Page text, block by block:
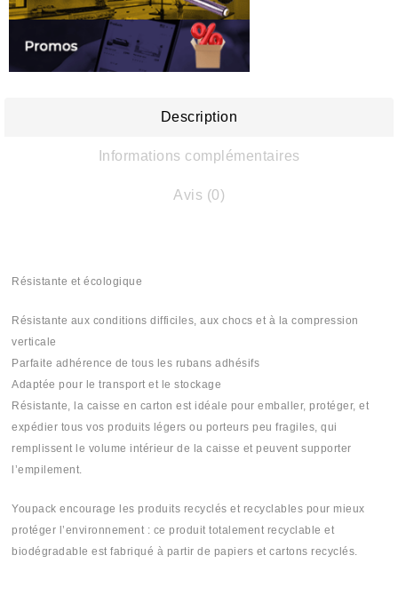
Description
Informations complémentaires
Avis (0)
Résistante et écologique
Résistante aux conditions difficiles, aux chocs et à la compression
verticale
Parfaite adhérence de tous les rubans adhésifs
Adaptée pour le transport et le stockage
Résistante, la caisse en carton est idéale pour emballer, protéger, et
expédier tous vos produits légers ou porteurs peu fragiles, qui
remplissent le volume intérieur de la caisse et peuvent supporter
l’empilement.
Youpack encourage les produits recyclés et recyclables pour mieux
protéger l’environnement : ce produit totalement recyclable et
biodégradable est fabriqué à partir de papiers et cartons recyclés.